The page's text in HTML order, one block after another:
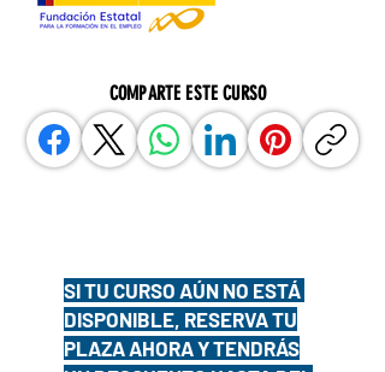
COMPARTE ESTE CURSO
SI TU CURSO AÚN NO ESTÁ
DISPONIBLE, RESERVA TU
PLAZA AHORA Y TENDRÁS